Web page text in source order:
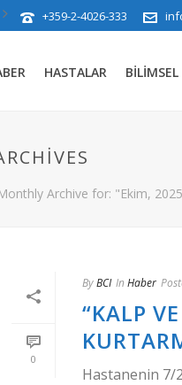
+359-2-4026-333
HASTALAR
Archive for: "Ekim,
0
ByBCI In Haber
“KALP
Hastanenin 7/